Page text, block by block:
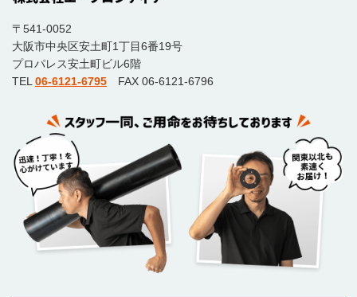
〒541-0052
大阪市中央区安土町1丁目6番19号
プロパレス安土町ビル6階
TEL 06-6121-6795 FAX 06-6121-6796